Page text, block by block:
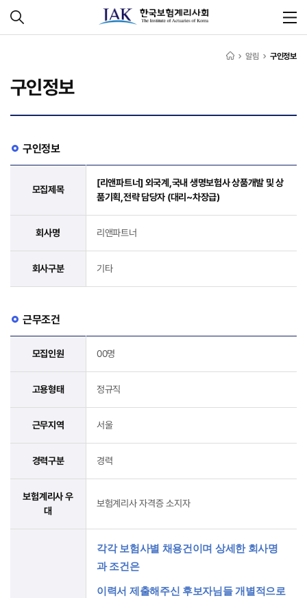
알림 구인정보
구인정보
구인정보
모집제목
[리앤파트너] 외국계,국내 생명보험사 상품개발 및 상
품기획,전략 담당자 (대리~차장급)
회사명 리앤파트너
회사구분 기타
근무조건
모집인원 00명
고용형태 정규직
근무지역 서울
경력구분 경력
보험계리사 우
대
보험계리사 자격증 소지자
각각 보험사별 채용건이며 상세한 회사명
과 조건은
이력서 제출해주신 후보자님들 개별적으로